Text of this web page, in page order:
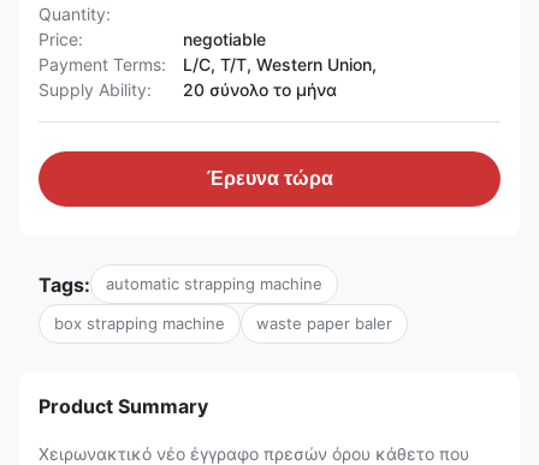
Quantity:
Price:
negotiable
Payment Terms:
L/C, T/T, Western Union,
Supply Ability:
20 σύνολο το μήνα
Έρευνα τώρα
Tags: automatic strapping machine
box strapping machine waste paper baler
Product Summary
Χειρωνακτικό νέο έγγραφο πρεσών όρου κάθετο που